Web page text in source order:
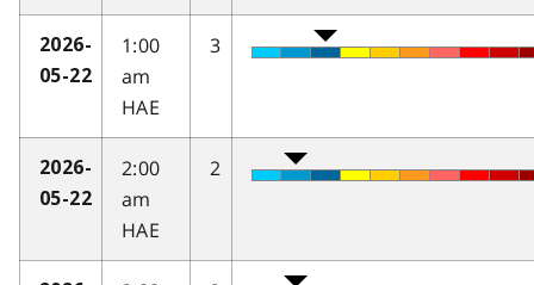
2026-
05-22
1:00
am
HAE
3
2026-
05-22
2:00
am
HAE
2